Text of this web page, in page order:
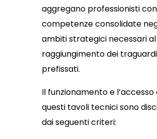
aggregano professionisti con
competenze consolidate
ambiti strategici necessari al
raggiungimento dei traguardi
prefissati.
Il funzionamento e l’accesso
questi tavoli tecnici sono
dai seguenti criteri: